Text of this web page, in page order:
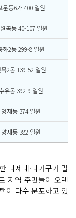
문동6가 400 일원
곡동 40-107 일원
화2동 299-8 일원
목2동 139-52 일원
유동 392-9 일원
양재동 374 일원
양재동 382 일원
다세대·다가구가 밀
지역 주민들이 오랜
이 다수 분포하고 있